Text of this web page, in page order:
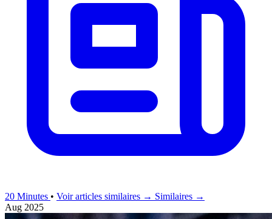
20 Minutes • Voir articles similaires → Similaires →
Aug 2025